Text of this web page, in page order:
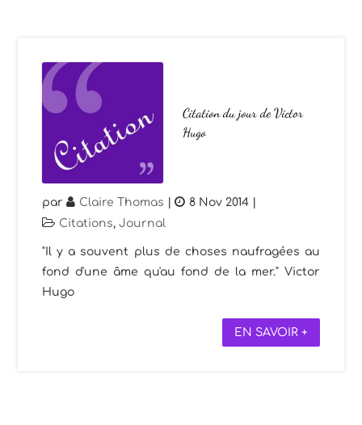
Citation du jour de Victor
Hugo
par Claire Thomas | 8 Nov 2014 |
Citations,Journal
"Il y a souvent plus de choses naufragées au
fond d'une âme qu'au fond de la mer." Victor
Hugo
EN SAVOIR +